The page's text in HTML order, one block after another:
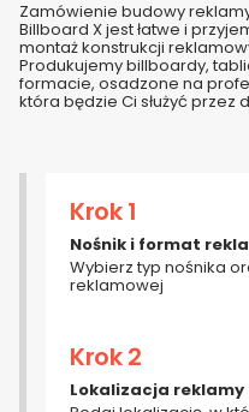
Zamówienie budowy
Billboard Xjest łatwe i
montażkonstrukcji
Produkujemybillboardy,
formacie, osadzone na
która będzie Ci służyć przez
Krok 1
Nośnik i format
Wybierz typ nośnika
reklamowej
Krok 2
Lokalizacja reklamy